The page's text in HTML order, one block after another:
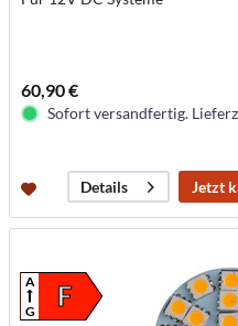
60,90 €
Sofort versandfertig.
Details Jetzt
F
A
G